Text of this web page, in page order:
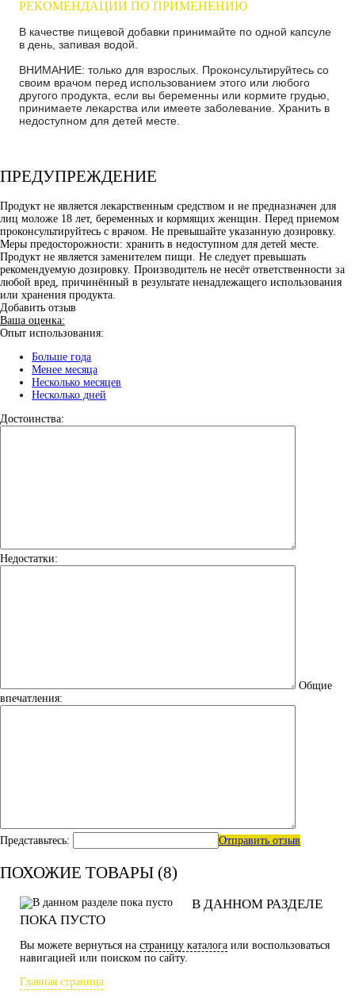
РЕКОМЕНДАЦИИ ПО ПРИМЕНЕНИЮ
В качестве пищевой добавки принимайте по одной капсуле
в день, запивая водой.
ВНИМАНИЕ: только для взрослых. Проконсультируйтесь со
своим врачом перед использованием этого или любого
другого продукта, если вы беременны или кормите грудью,
принимаете лекарства или имеете заболевание. Хранить в
недоступном для детей месте.
ПРЕДУПРЕЖДЕНИЕ
Продукт не является лекарственным средством и не предназначен для
лиц моложе 18 лет, беременных и кормящих женщин. Перед приемом
проконсультируйтесь с врачом. Не превышайте указанную дозировку.
Меры предосторожности: хранить в недоступном для детей месте.
Продукт не является заменителем пищи. Не следует превышать
рекомендуемую дозировку. Производитель не несёт ответственности за
любой вред, причинённый в результате ненадлежащего использования
или хранения продукта.
Добавить отзыв
Ваша оценка:
Опыт использования:
Больше года
Менее месяца
Несколько месяцев
Несколько дней
Достоинства:
Недостатки:
Общие
впечатления:
Представьтесь: Отправить отзыв
ПОХОЖИЕ ТОВАРЫ (8)
В ДАННОМ РАЗДЕЛЕ
ПОКА ПУСТО
Вы можете вернуться на страницу каталога или воспользоваться
навигацией или поиском по сайту.
Главная страница